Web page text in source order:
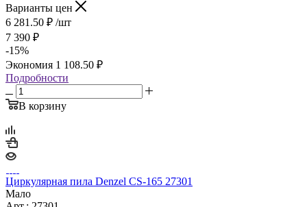
Варианты цен
6 281.50 ₽ /шт
7 390 ₽
-15%
Экономия 1 108.50 ₽
Подробности
В корзину
Циркулярная пила Denzel CS-165 27301
Мало